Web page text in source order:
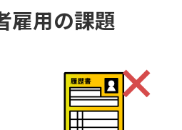
雇用の課題